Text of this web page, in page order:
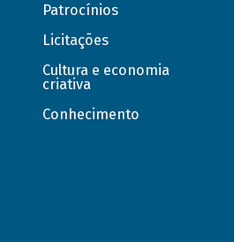
Patrocínios
Licitações
Cultura e economia
criativa
Conhecimento